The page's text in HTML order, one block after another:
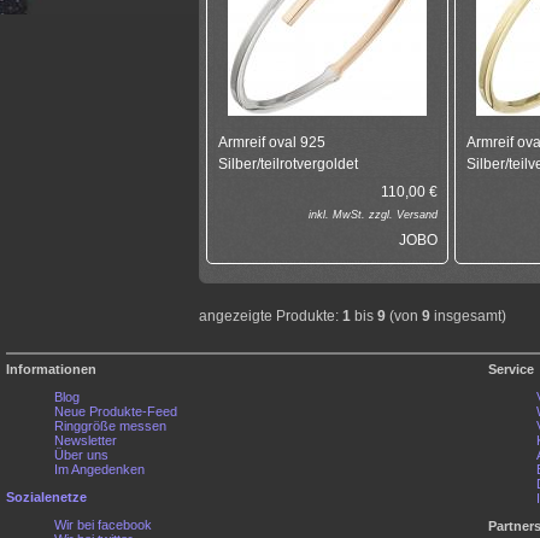
Armreif oval 925
Silber/teilrotvergoldet
110,00 €
inkl. MwSt. zzgl. Versand
JOBO
Armreif
Silber/
angezeigte Produkte: 1 bis 9 (von 9 insgesamt)
Informationen
Blog
Neue Produkte-Feed
Ringgröße messen
Newsletter
Über uns
Im Angedenken
Sozialenetze
Wir bei facebook
Service